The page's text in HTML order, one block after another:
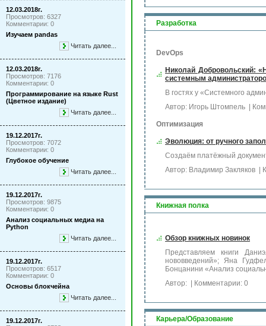
12.03.2018г.
Просмотров: 6327
Комментарии: 0
Изучаем pandas
Читать далее...
12.03.2018г.
Просмотров: 7176
Комментарии: 0
Программирование на языке Rust
(Цветное издание)
Читать далее...
19.12.2017г.
Просмотров: 7072
Комментарии: 0
Глубокое обучение
Читать далее...
19.12.2017г.
Просмотров: 9875
Комментарии: 0
Анализ социальных медиа на
Python
Читать далее...
19.12.2017г.
Просмотров: 6517
Комментарии: 0
Основы блокчейна
Читать далее...
19.12.2017г.
Разработка
DevOps
Николай Добровольский:
системным
В гостях у «Системного
Автор: Игорь Штомпель
|
Оптимизация
Эволюция: от ручного
Создаём платёжный
Автор: Владимир Закляков
|
Книжная полка
Обзор книжных новинок
Представляем книги
нововведений»; Яна
Бонцанини «Анализ
Автор:
| Комментарии: 0
Карьера/Образование